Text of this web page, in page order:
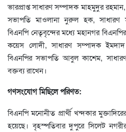
ভারপ্রাপ্ত সাধারণ সম্পাদক মাহমুদুর
সভাপতি মাওলানা নুরুল হক, সাধারণ
বিএনপি নেতৃবৃন্দের মধ্যে মহানগর
কয়েস লোদী, সাধারণ সম্পাদক
বিএনপির সভাপতি আবুল কাশেম,
বক্তব্য রাখেন।
গণসংযোগ মিছিলে পরিণত:
বিএনপি মনোনীত প্রার্থী খন্দকার
হয়েছে। বৃহস্পতিবার দুপুরে সিলেট